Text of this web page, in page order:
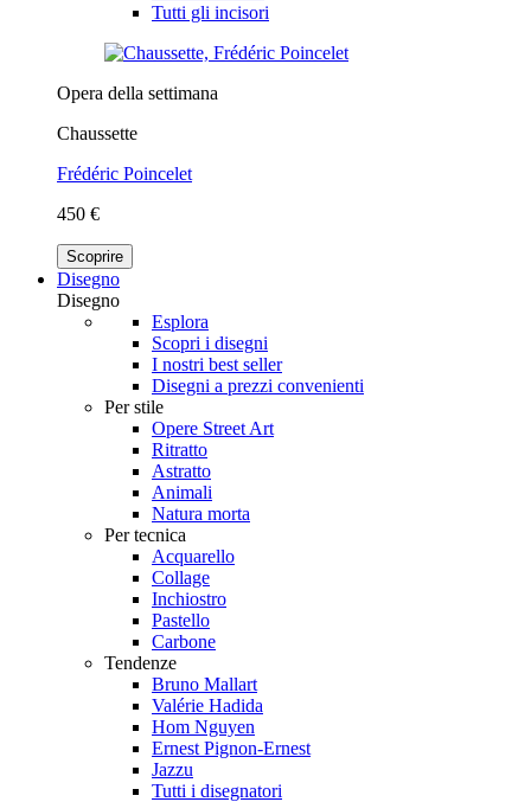
Tutti gli incisori
Opera della settimana
Chaussette
Frédéric Poincelet
450 €
Scoprire
Disegno
Disegno
Esplora
Scopri i disegni
I nostri best seller
Disegni a prezzi convenienti
Per stile
Opere Street Art
Ritratto
Astratto
Animali
Natura morta
Per tecnica
Acquarello
Collage
Inchiostro
Pastello
Carbone
Tendenze
Bruno Mallart
Valérie Hadida
Hom Nguyen
Ernest Pignon-Ernest
Jazzu
Tutti i disegnatori